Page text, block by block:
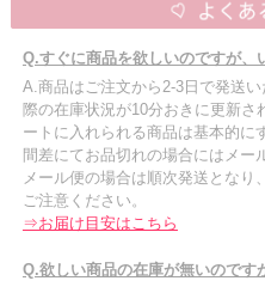
Q.すぐに商品を欲しいのですが、
A.商品はご注文から2-3日で発送
際の在庫状況が10分おきに更新さ
ートに入れられる商品は基本的に
間差にてお品切れの場合にはメー
メール便の場合は順次発送とな
ご注意ください。
⇒お届け目安はこちら
Q.欲しい商品の在庫が無いのです